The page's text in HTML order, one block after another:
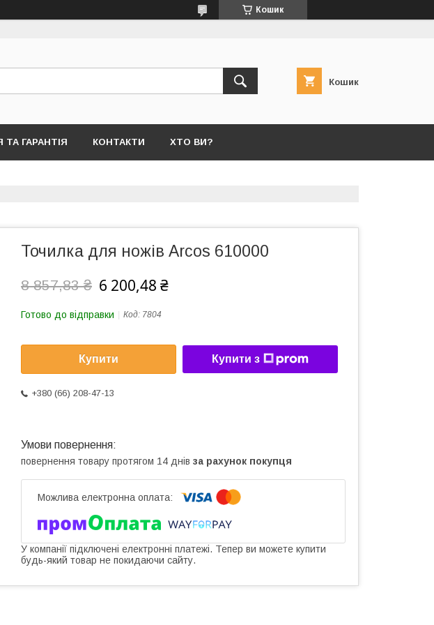
Кошик
Кошик
ГАРАНТІЯ КОНТАКТИ ХТО ВИ?
Точилка для ножів Arcos 610000
8 857,83 ₴ 6 200,48 ₴
Готово до відправки Код: 7804
Купити Купити з
+380 (66) 208-47-13
повернення товару протягом 14 днів за рахунок покупця
У компанії підключені електронні платежі. Тепер ви можете купити
будь-який товар не покидаючи сайту.